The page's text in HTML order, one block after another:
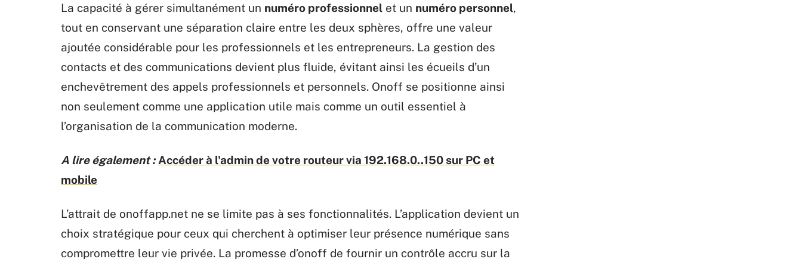
La capacité à gérer simultanément un numéro professionnel et un numéro personnel,
tout en conservant une séparation claire entre les deux sphères, offre une valeur
ajoutée considérable pour les professionnels et les entrepreneurs. La gestion des
contacts et des communications devient plus fluide, évitant ainsi les écueils d’un
enchevêtrement des appels professionnels et personnels. Onoff se positionne ainsi
non seulement comme une application utile mais comme un outil essentiel à
l’organisation de la communication moderne.
A lire également : Accéder à l'admin de votre routeur via 192.168.0..150 sur PC et
mobile
L’attrait de onoffapp.net ne se limite pas à ses fonctionnalités. L’application devient un
choix stratégique pour ceux qui cherchent à optimiser leur présence numérique sans
compromettre leur vie privée. La promesse d’onoff de fournir un contrôle accru sur la